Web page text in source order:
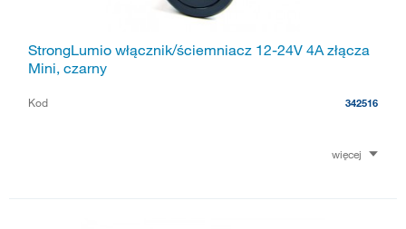
StrongLumio włącznik/ściemniacz 12-24V 4A złącza
Mini, czarny
Kod 342516
więcej